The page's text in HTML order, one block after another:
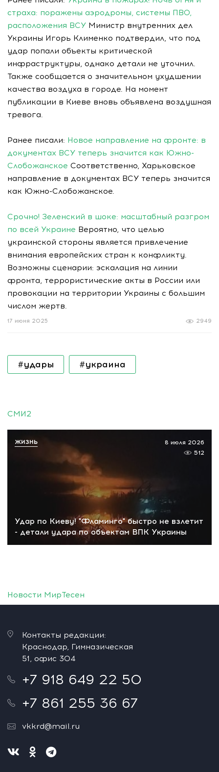
страха: поражены аэродромы, системы ПВО,
расположения ВСУ Министр внутренних дел
Украины Игорь Клименко подтвердил, что под
удар попали объекты критической
инфраструктуры, однако детали не уточнил.
Также сообщается о значительном ухудшении
качества воздуха в городе. На момент
публикации в Киеве вновь объявлена воздушная
тревога.
Ранее писали: Новое направление на фронте: в
документах ВСУ теперь значится как Южно-
Слобожанское Соответственно, Харьковское
направление в документах ВСУ теперь значится
как Южно-Слобожанское.
Срочно! Зеленский в шоке: масштабный разгром
по всей Украине Вероятно, что целью
украинской стороны является привлечение
внимания европейских стран к конфликту.
Возможны сценарии: эскалация на линии
фронта, террористические акты в России или
провокации на территории Украины с большим
числом жертв.
2949
17 июня 2025
#удары #украина
СМИ2
Удар по Киеву! "Фламинго" быстро не взлетит
- детали удара по объектам ВПК Украины
8 июля 2026
512
ЖИЗНЬ
Новости МирТесен
Контакты редакции:
Краснодар, Гимназическая
51, офис 304
+7 918 649 22 50
+7 861 255 36 67
vkkrd@mail.ru